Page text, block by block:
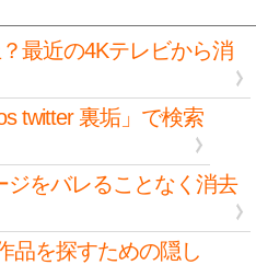
最近の4Kテレビから消
twitter 裏垢」で検索
ジをバレることなく消去
品を探すための隠し